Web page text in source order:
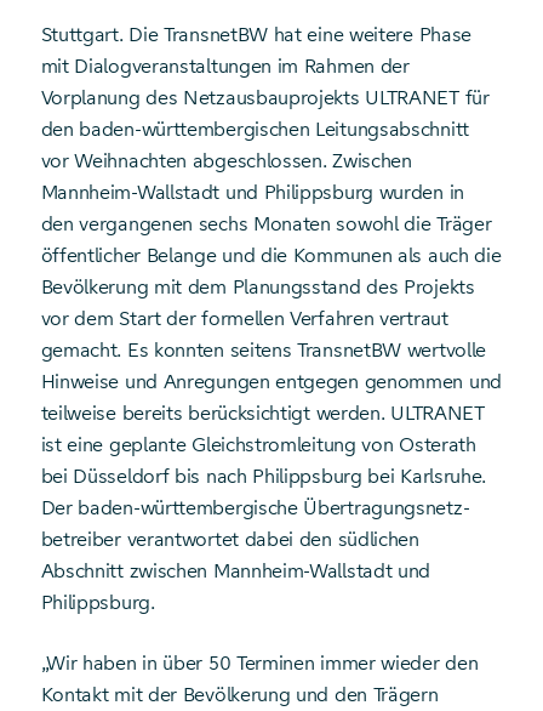
Stuttgart. Die TransnetBW hat eine weitere Phase
mit Dialog­veranstaltungen im Rahmen der
Vorplanung des Netzausbauprojekts ULTRANET für
den baden-württembergischen Leitungsabschnitt
vor Weihnachten abgeschlossen. Zwischen
Mannheim-Wallstadt und Philippsburg wurden in
den vergangenen sechs Monaten sowohl die Träger
öffentlicher Belange und die Kommunen als auch die
Bevölkerung mit dem Planungsstand des Projekts
vor dem Start der formellen Verfahren vertraut
gemacht. Es konnten seitens TransnetBW wertvolle
Hinweise und Anregungen entgegen genommen und
teilweise bereits berücksichtigt werden. ULTRANET
ist eine geplante Gleichstromleitung von Osterath
bei Düsseldorf bis nach Philippsburg bei Karlsruhe.
Der baden-württembergische Übertragungsnetz­
betreiber verantwortet dabei den südlichen
Abschnitt zwischen Mannheim-Wallstadt und
Philippsburg.
„Wir haben in über 50 Terminen immer wieder den
Kontakt mit der Bevölkerung und den Trägern